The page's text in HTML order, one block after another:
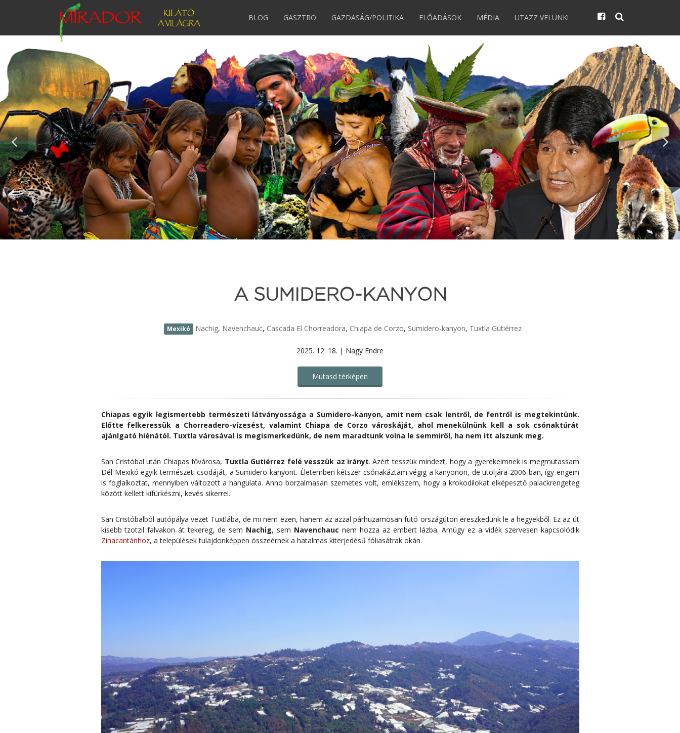
BLOG GASZTRO GAZDASÁG/POLITIKA ELŐADÁSOK MÉDIA UTAZZ VELÜNK!
A SUMIDERO-KANYON
Mexikó Nachig, Navenchauc, Cascada El Chorreadora, Chiapa de Corzo, Sumidero-kanyon, Tuxtla Gutiérrez
2025. 12. 18. | Nagy Endre
Mutasd térképen
Chiapas egyik legismertebb természeti látványossága a Sumidero-kanyon, amit nem csak lentről, de fentről is megtekintünk.
Előtte felkeressük a Chorreadero-vízesést, valamint Chiapa de Corzo városkáját, ahol menekülnünk kell a sok csónaktúrát
ajánlgató hiénától. Tuxtla városával is megismerkedünk, de nem maradtunk volna le semmiről, ha nem itt alszunk meg.
San Cristóbal után Chiapas fővárosa, Tuxtla Gutiérrez felé vesszük az irányt. Azért tesszük mindezt, hogy a gyerekeimnek is megmutassam
Dél-Mexikó egyik természeti csodáját, a Sumidero-kanyont. Életemben kétszer csónakáztam végig a kanyonon, de utoljára 2006-ban, így engem
is foglalkoztat, mennyiben változott a hangulata. Anno borzalmasan szemetes volt, emlékszem, hogy a krokodilokat elképesztő palackrengeteg
között kellett kifürkészni, kevés sikerrel.
San Cristóbalból autópálya vezet Tuxtlába, de mi nem ezen, hanem az azzal párhuzamosan futó országúton ereszkedünk le a hegyekből. Ez az út
kisebb tzotzil falvakon át tekereg, de sem Nachig, sem Navenchauc nem hozza az embert lázba. Amúgy ez a vidék szervesen kapcsolódik
Zinacantánhoz, a települések tulajdonképpen összeérnek a hatalmas kiterjedésű fóliasátrak okán.